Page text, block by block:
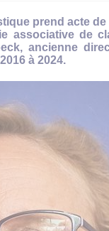
prend acte
associative de
ancienne
à 2024.